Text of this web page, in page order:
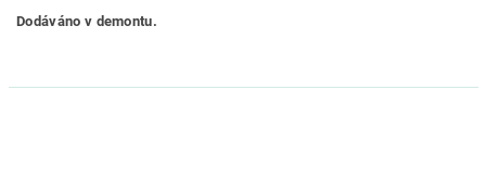
Dodáváno v demontu.